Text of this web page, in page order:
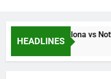
HEADLINES
Jalalive Barcelona vs